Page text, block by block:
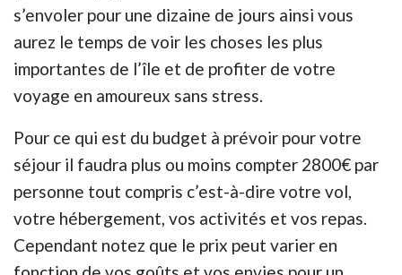
s’envoler pour une dizaine de jours ainsi vous
aurez le temps de voir les choses les plus
importantes de l’île et de profiter de votre
voyage en amoureux sans stress.
Pour ce qui est du budget à prévoir pour votre
séjour il faudra plus ou moins compter 2800€ par
personne tout compris c’est-à-dire votre vol,
votre hébergement, vos activités et vos repas.
Cependant notez que le prix peut varier en